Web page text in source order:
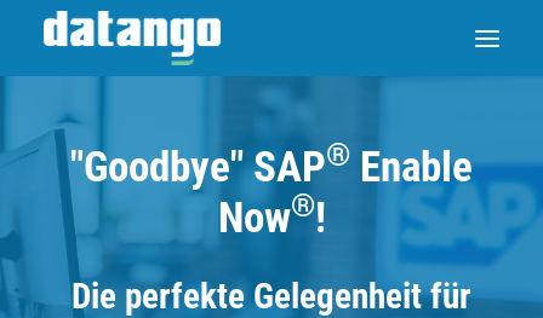
"Goodbye" SAP® Enable
Now®!
Die perfekte Gelegenheit für